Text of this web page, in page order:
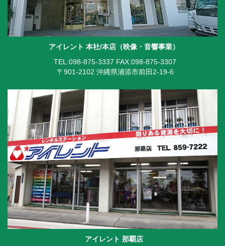
アイレント 本社/本店（映像・音響事業）
TEL:098-875-3337 FAX:098-875-3307
〒901-2102 沖縄県浦添市前田2-19-6
アイレント 那覇店